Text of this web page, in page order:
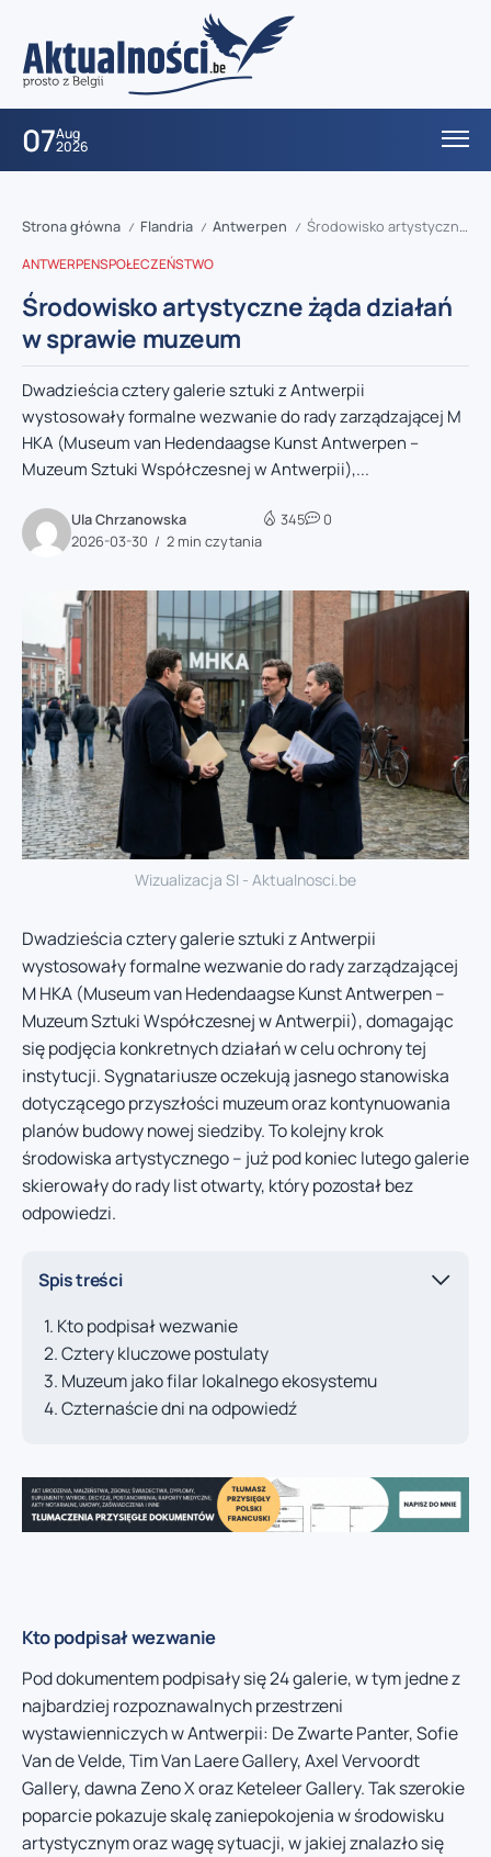
07Aug
2026
Strona główna / Flandria / Antwerpen / Środowisko artystyczne żąda działań w sprawie muzeum
ANTWERPENSPOŁECZEŃSTWO
Środowisko artystyczne żąda działań
w sprawie muzeum
Dwadzieścia cztery galerie sztuki z Antwerpii
wystosowały formalne wezwanie do rady zarządzającej M
HKA (Museum van Hedendaagse Kunst Antwerpen –
Muzeum Sztuki Współczesnej w Antwerpii),...
Ula Chrzanowska
2026-03-30
2 min czytania
345 0
Wizualizacja SI - Aktualnosci.be
Dwadzieścia cztery galerie sztuki z Antwerpii
wystosowały formalne wezwanie do rady zarządzającej
M HKA (Museum van Hedendaagse Kunst Antwerpen –
Muzeum Sztuki Współczesnej w Antwerpii), domagając
się podjęcia konkretnych działań w celu ochrony tej
instytucji. Sygnatariusze oczekują jasnego stanowiska
dotyczącego przyszłości muzeum oraz kontynuowania
planów budowy nowej siedziby. To kolejny krok
środowiska artystycznego – już pod koniec lutego galerie
skierowały do rady list otwarty, który pozostał bez
odpowiedzi.
Spis treści
Kto podpisał wezwanie
Cztery kluczowe postulaty
Muzeum jako filar lokalnego ekosystemu
Czternaście dni na odpowiedź
Kto podpisał wezwanie
Pod dokumentem podpisały się 24 galerie, w tym jedne z
najbardziej rozpoznawalnych przestrzeni
wystawienniczych w Antwerpii: De Zwarte Panter, Sofie
Van de Velde, Tim Van Laere Gallery, Axel Vervoordt
Gallery, dawna Zeno X oraz Keteleer Gallery. Tak szerokie
poparcie pokazuje skalę zaniepokojenia w środowisku
artystycznym oraz wagę sytuacji, w jakiej znalazło się